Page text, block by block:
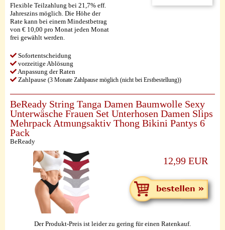
Flexible Teilzahlung bei 21,7% eff.
Jahreszins möglich. Die Höhe der
Rate kann bei einem Mindestbetrag
von € 10,00 pro Monat jeden Monat
frei gewählt werden.
Sofortentscheidung
vorzeitige Ablösung
Anpassung der Raten
Zahlpause (3 Monate Zahlpause möglich (nicht bei Erstbestellung))
BeReady String Tanga Damen Baumwolle Sexy
Unterwäsche Frauen Set Unterhosen Damen Slips
Mehrpack Atmungsaktiv Thong Bikini Pantys 6
Pack
BeReady
12,99 EUR
Der Produkt-Preis ist leider zu gering für einen Ratenkauf.